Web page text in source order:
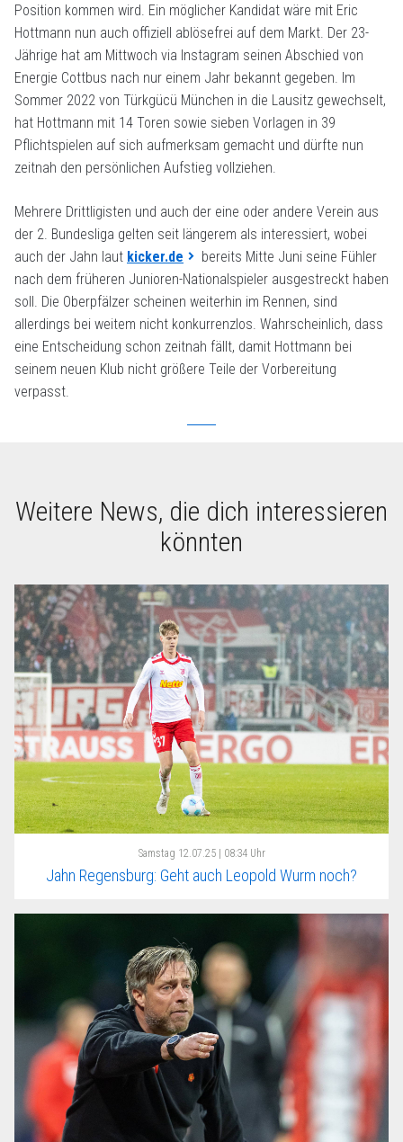
Position kommen wird. Ein möglicher Kandidat wäre mit Eric
Hottmann nun auch offiziell ablösefrei auf dem Markt. Der 23-
Jährige hat am Mittwoch via Instagram seinen Abschied von
Energie Cottbus nach nur einem Jahr bekannt gegeben. Im
Sommer 2022 von Türkgücü München in die Lausitz gewechselt,
hat Hottmann mit 14 Toren sowie sieben Vorlagen in 39
Pflichtspielen auf sich aufmerksam gemacht und dürfte nun
zeitnah den persönlichen Aufstieg vollziehen.
Mehrere Drittligisten und auch der eine oder andere Verein aus
der 2. Bundesliga gelten seit längerem als interessiert, wobei
auch der Jahn laut kicker.de
bereits Mitte Juni seine Fühler
nach dem früheren Junioren-Nationalspieler ausgestreckt haben
soll. Die Oberpfälzer scheinen weiterhin im Rennen, sind
allerdings bei weitem nicht konkurrenzlos. Wahrscheinlich, dass
eine Entscheidung schon zeitnah fällt, damit Hottmann bei
seinem neuen Klub nicht größere Teile der Vorbereitung
verpasst.
Weitere News, die dich interessieren
könnten
Samstag 12.07.25 | 08:34 Uhr
Jahn Regensburg: Geht auch Leopold Wurm noch?